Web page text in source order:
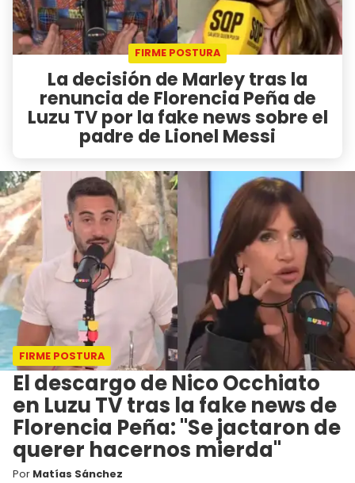
FIRME POSTURA
La decisión de Marley tras la
renuncia de Florencia Peña de
Luzu TV por la fake news sobre el
padre de Lionel Messi
FIRME POSTURA
El descargo de Nico Occhiato
en Luzu TV tras la fake news de
Florencia Peña: "Se jactaron de
querer hacernos mierda"
Por Matías Sánchez